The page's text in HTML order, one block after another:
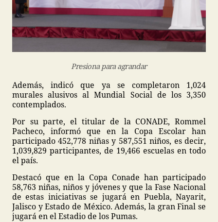
Presiona para agrandar
Además, indicó que ya se completaron 1,024
murales alusivos al Mundial Social de los 3,350
contemplados.
Por su parte, el titular de la CONADE, Rommel
Pacheco, informó que en la Copa Escolar han
participado 452,778 niñas y 587,551 niños, es decir,
1,039,829 participantes, de 19,466 escuelas en todo
el país.
Destacó que en la Copa Conade han participado
58,763 niñas, niños y jóvenes y que la Fase Nacional
de estas iniciativas se jugará en Puebla, Nayarit,
Jalisco y Estado de México. Además, la gran Final se
jugará en el Estadio de los Pumas.